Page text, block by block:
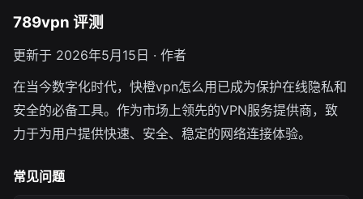
789vpn 评测
更新于 2026年5月15日 · 作者
在当今数字化时代，快橙vpn怎么用已成为保护在线隐私和
安全的必备工具。作为市场上领先的VPN服务提供商，致
力于为用户提供快速、安全、稳定的网络连接体验。
常见问题